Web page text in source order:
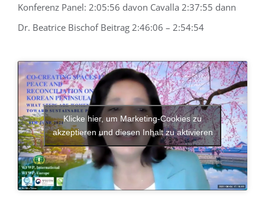
Konferenz Panel: 2:05:56 davon Cavalla 2:37:55 dann
Dr. Beatrice Bischof Beitrag 2:46:06 – 2:54:54
Klicke hier, um Marketing-Cookies zu
akzeptieren und diesen Inhalt zu aktivieren